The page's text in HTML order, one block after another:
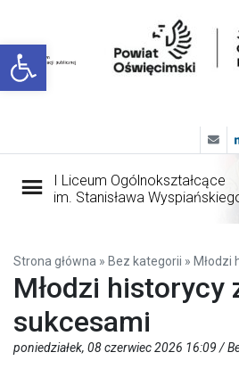
Open toolbar
I Liceum Ogólnokształcące
im. Stanisława
Strona główna » Bez kategorii » Młodzi
Młodzi historycy
sukcesami
poniedziałek, 08 czerwiec 2026 16:09 /